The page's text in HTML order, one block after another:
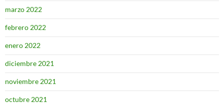
marzo 2022
febrero 2022
enero 2022
diciembre 2021
noviembre 2021
octubre 2021